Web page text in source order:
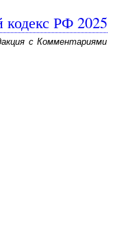
кодекс РФ 2025
с Комментариями